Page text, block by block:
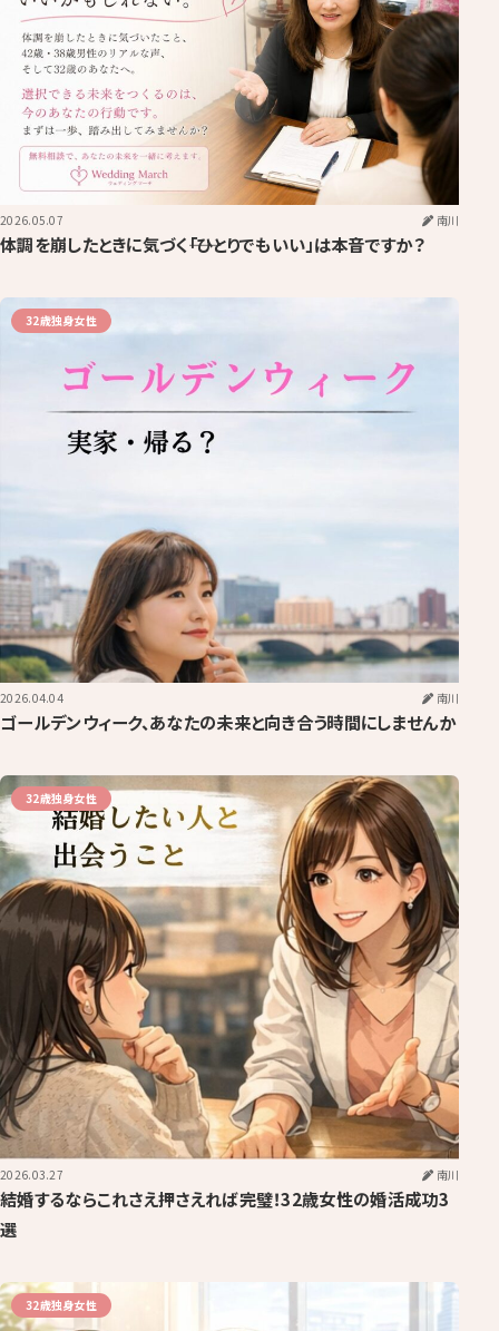
2026.05.07 南川
体調を崩したときに気づく――「ひとりでもいい」は本音ですか？
32歳独身女性
2026.04.04 南川
ゴールデンウィーク、あなたの未来と向き合う時間にしませんか
32歳独身女性
2026.03.27 南川
結婚するならこれさえ押さえれば完璧！32歳女性の婚活成功3
選
32歳独身女性